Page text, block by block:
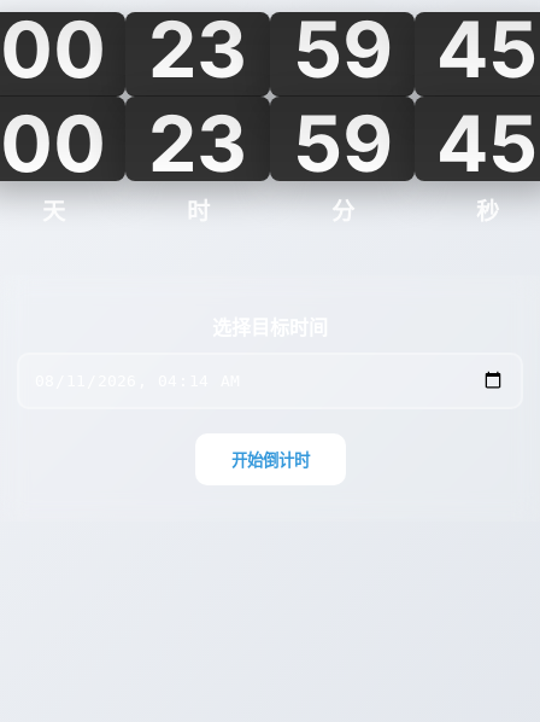
00
00
天
23
23
时
59
59
分
45
45
秒
开始倒计时